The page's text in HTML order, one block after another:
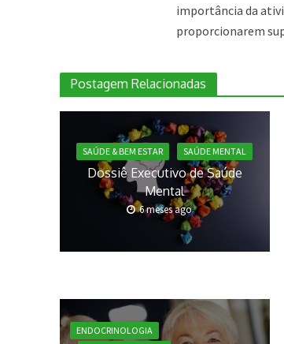
importância da
proporcionarem
Postagem Relacionadas
SAÚDE & BEM ESTAR SAÚDE MENTAL
Dossiê Executivo de Saúde
Mental
6 meses ago
ENDOCRINOLOGIA